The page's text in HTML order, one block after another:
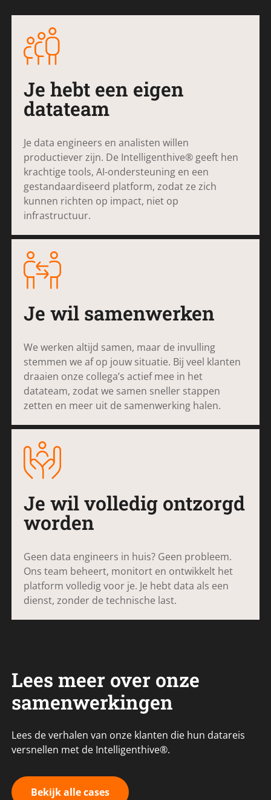
Je hebt een eigen
datateam
Je data engineers en analisten willen
productiever zijn. De Intelligenthive® geeft hen
krachtige tools, AI-ondersteuning en een
gestandaardiseerd platform, zodat ze zich
kunnen richten op impact, niet op
infrastructuur.
Je wil samenwerken
We werken altijd samen, maar de invulling
stemmen we af op jouw situatie. Bij veel klanten
draaien onze collega’s actief mee in het
datateam, zodat we samen sneller stappen
zetten en meer uit de samenwerking halen.
Je wil volledig ontzorgd
worden
Geen data engineers in huis? Geen probleem.
Ons team beheert, monitort en ontwikkelt het
platform volledig voor je. Je hebt data als een
dienst, zonder de technische last.
Lees meer over onze
samenwerkingen
Lees de verhalen van onze klanten die hun datareis
versnellen met de Intelligenthive®.
Bekijk alle cases